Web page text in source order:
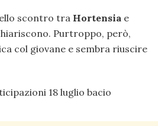
scontro tra Hortensia e
Purtroppo, però,
col giovane e sembra riuscire